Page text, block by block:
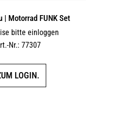
| Motorrad FUNK Set
bitte einloggen
Nr.: 77307
LOGIN.